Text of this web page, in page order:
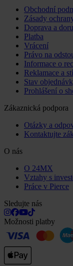
Obchodní
Zásady
Doprava a
Platba
Vrácení
Právo na
Informace o
Reklamace a
Stav
Prohlášení o
Zákaznická podpora
Otázky a
Kontaktujte
O nás
O 24MX
Vztahy s
Práce v Pierce
Sledujte nás
Možnosti platby